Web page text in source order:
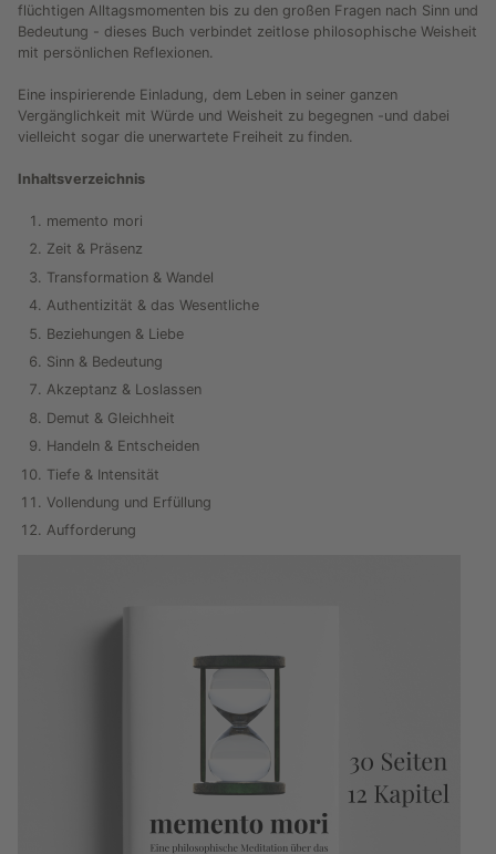
flüchtigen Alltagsmomenten bis zu den großen Fragen nach Sinn und
Bedeutung - dieses Buch verbindet zeitlose philosophische Weisheit
mit persönlichen Reflexionen.
Eine inspirierende Einladung, dem Leben in seiner ganzen
Vergänglichkeit mit Würde und Weisheit zu begegnen -und dabei
vielleicht sogar die unerwartete Freiheit zu finden.
Inhaltsverzeichnis
memento mori
Zeit & Präsenz
Transformation & Wandel
Authentizität & das Wesentliche
Beziehungen & Liebe
Sinn & Bedeutung
Akzeptanz & Loslassen
Demut & Gleichheit
Handeln & Entscheiden
Tiefe & Intensität
Vollendung und Erfüllung
Aufforderung